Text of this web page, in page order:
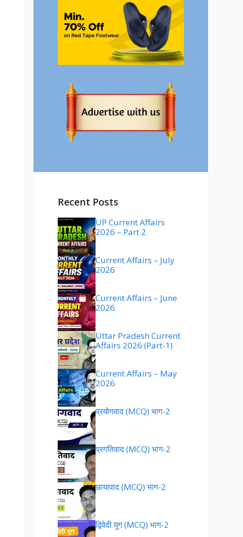
Recent Posts
UP Current Affairs
2026 – Part 2
Current Affairs – July
2026
Current Affairs – June
2026
Uttar Pradesh Current
Affairs 2026 (Part-1)
Current Affairs – May
2026
प्रयोगवाद (MCQ) भाग-2
प्रगतिवाद (MCQ) भाग-2
छायावाद (MCQ) भाग-2
द्विवेदी युग (MCQ) भाग-2